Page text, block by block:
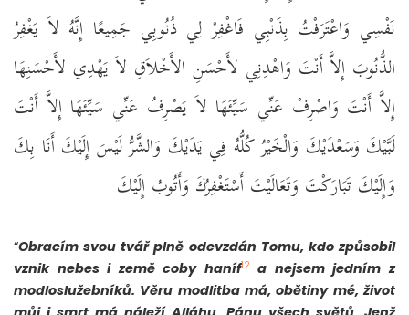
نَفْسِي وَاعْتَرَفْتُ بِذَنْبِي فَاغْفِرْ لِي ذُنُوبِي جَمِيعًا إِنَّهُ لاَ يَغْفِرُ
الذُّنُوبَ إِلاَّ أَنْتَ وَاهْدِنِي لأَحْسَنِ الأَخْلاَقِ لاَ يَهْدِي لأَحْسَنِهَا
إِلاَّ أَنْتَ وَاصْرِفْ عَنِّي سَيِّئَهَا لاَ يَصْرِفُ عَنِّي سَيِّئَهَا إِلاَّ أَنْتَ
لَبَّيْكَ وَسَعْدَيْكَ وَالْخَيْرُ كُلُّهُ فِي يَدَيْكَ وَالشَّرُّ لَيْسَ إِلَيْكَ أَنَا بِكَ
وَإِلَيْكَ تَبَارَكْتَ وَتَعَالَيْتَ أَسْتَغْفِرُكَ وَأَتُوبُ إِلَيْكَ ‏
“Obracím svou tvář plně odevzdán Tomu, kdo způsobil
vznik nebes i země coby haníf12a nejsem jedním z
modloslužebníků. Věru modlitba má, obětiny mé, život